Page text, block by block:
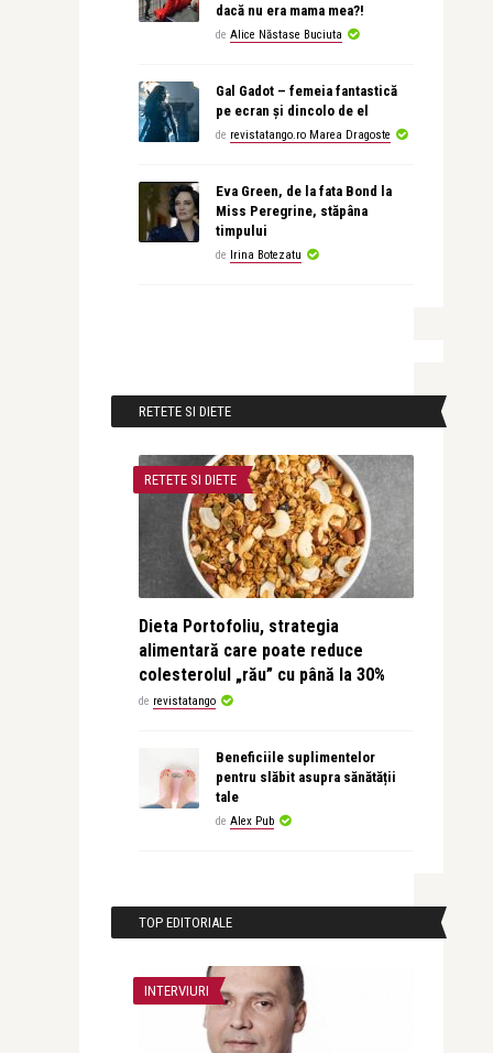
dacă nu era mama mea?!
de Alice Năstase Buciuta
Gal Gadot – femeia fantastică
pe ecran și dincolo de el
de revistatango.ro Marea Dragoste
Eva Green, de la fata Bond la
Miss Peregrine, stăpâna
timpului
de Irina Botezatu
RETETE SI DIETE
RETETE SI DIETE
Dieta Portofoliu, strategia
alimentară care poate reduce
colesterolul „rău” cu până la 30%
de revistatango
Beneficiile suplimentelor
pentru slăbit asupra sănătății
tale
de Alex Pub
TOP EDITORIALE
INTERVIURI